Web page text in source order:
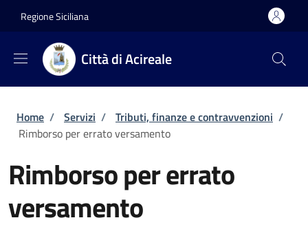
Regione Siciliana
Città di Acireale
Briciole di pane
Home / Servizi / Tributi, finanze e contravvenzioni /
Rimborso per errato versamento
Rimborso per errato
versamento